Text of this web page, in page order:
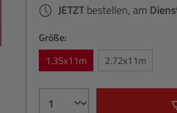
JETZTbestellen, am
Größe:
1.35x11m
2.72x11m